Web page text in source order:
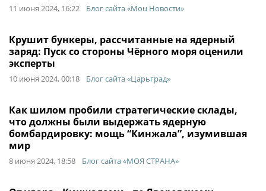
11 июня 2024, 16:22 Блог сайта «Моu Новости»
Крушит бункеры, рассчитанные на ядерный
заряд: Пуск со стороны Чёрного моря оценили
эксперты
10 июня 2024, 00:18 Блог сайта «Царьград»
Как шилом пробили стратегические склады,
что должны были выдержать ядерную
бомбардировку: мощь “Кинжала”, изумившая
мир
8 июня 2024, 18:58 Блог сайта «МОЯ СТРАНА»